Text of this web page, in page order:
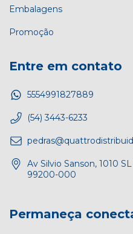
Embalagens
Promoção
Entre em contato
5554991827889
(54) 3443-6233
Av Silvio Sanson, 1010
99200-000
Permaneça